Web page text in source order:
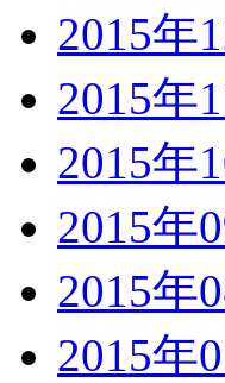
2015年
2015年
2015年
2015年
2015年
2015年